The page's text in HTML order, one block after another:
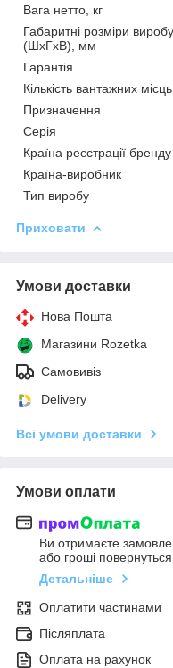
Вага нетто, кг
Габаритні розміри виробу
(ШхГхВ), мм
Гарантія
Кількість вантажних місць
Призначення
Серія
Країна реєстрації бренду
Країна-виробник
Тип виробу
Приховати
Умови доставки
Нова Пошта
Магазини Rozetka
Самовивіз
Delivery
Всі умови доставки
Умови оплати
Ви отримаєте
або гроші
Детальніше
Оплатити частинами
Післяплата
Оплата на рахунок